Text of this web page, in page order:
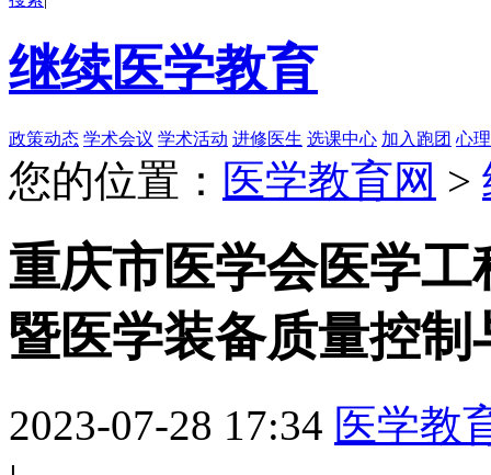
继续医学教育
政策动态 学术会议 学术活动 进修医生 选课中心 加入跑团 心
您的位置： 医学教育网 >
重庆市医学会医学工
暨医学装备质量控
2023-07-28 17:34 医学教